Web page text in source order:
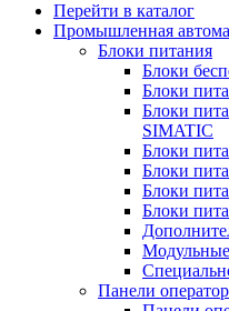
Перейти в каталог
Промышленная
Блоки питания
Блоки
Блоки
Блоки
SIMATIC
Блоки
Блоки
Блоки
Блоки
Панели